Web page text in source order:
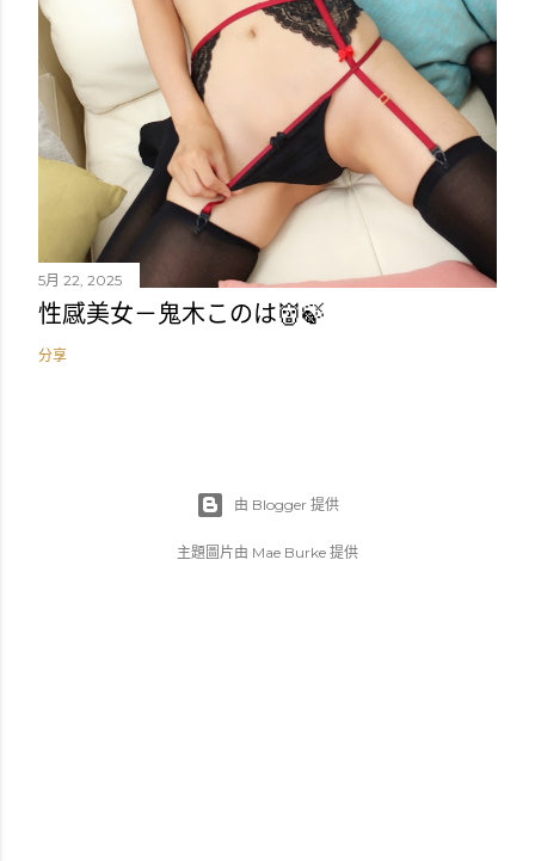
5月 22, 2025
性感美女－鬼木このは👹🍃
分享
由 Blogger 提供
主題圖片由 Mae Burke 提供